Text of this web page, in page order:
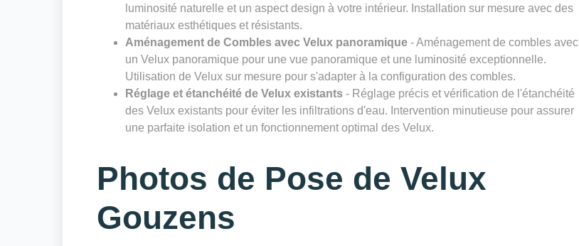
luminosité naturelle et un aspect design à votre intérieur. Installation sur mesure avec des
matériaux esthétiques et résistants.
Aménagement de Combles avec Velux panoramique - Aménagement de combles avec
un Velux panoramique pour une vue panoramique et une luminosité exceptionnelle.
Utilisation de Velux sur mesure pour s'adapter à la configuration des combles.
Réglage et étanchéité de Velux existants - Réglage précis et vérification de l'étanchéité
des Velux existants pour éviter les infiltrations d'eau. Intervention minutieuse pour assurer
une parfaite isolation et un fonctionnement optimal des Velux.
Photos de Pose de Velux
Gouzens